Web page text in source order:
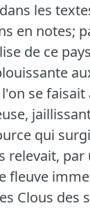
les
en notes;
de ce
se faisait
qui
relevait,
fleuve
Clous des